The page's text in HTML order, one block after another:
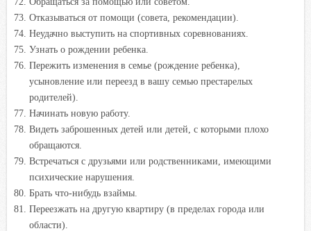
Отказываться от помощи (совета, рекомендации).
Неудачно выступить на спортивных соревнованиях.
Узнать о рождении ребенка.
Пережить изменения в семье (рождение ребенка),
усыновление или переезд в вашу семью престарелых
родителей).
Начинать новую работу.
Видеть заброшенных детей или детей, с которыми плохо
обращаются.
Встречаться с друзьями или родственниками, имеющими
психические нарушения.
Брать что-нибудь взаймы.
Переезжать на другую квартиру (в пределах города или
области).